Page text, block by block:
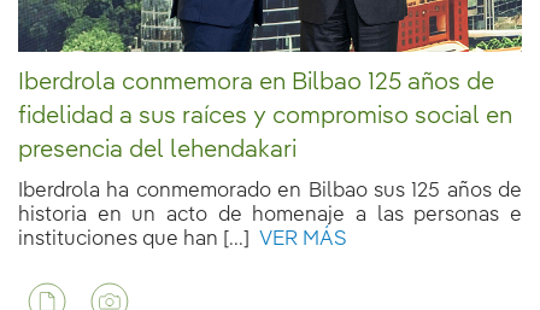
Iberdrola conmemora en Bilbao 125 años de
fidelidad a sus raíces y compromiso social en
presencia del lehendakari
Iberdrola ha conmemorado en Bilbao sus 125 años de
historia en un acto de homenaje a las personas e
instituciones que han [...]
VER MÁS